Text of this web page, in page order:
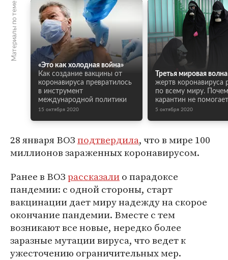
Материалы по теме
«Это как холодная война»
Как создание вакцины от
коронавируса превратилось
в инструмент
международной политики
15 октября 2020
Третья мировая волна
жертв коронавируса
по всему миру.
карантин не
5 октября 2020
28 января ВОЗподтвердила, что в мире 100
миллионов зараженных коронавирусом.
Ранее в ВОЗрассказалио парадоксе
пандемии: с одной стороны, старт
вакцинации дает миру надежду на скорое
окончание пандемии. Вместе с тем
возникают все новые, нередко более
заразные мутации вируса, что ведет к
ужесточению ограничительных мер.